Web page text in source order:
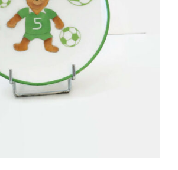
AU PANIER / DÉTAILS